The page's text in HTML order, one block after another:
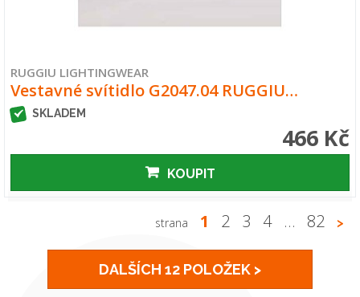
RUGGIU LIGHTINGWEAR
Vestavné svítidlo G2047.04 RUGGIU…
SKLADEM
466 Kč
KOUPIT
strana 1 2 3 4 … 82 >
DALŠÍCH 12 POLOŽEK >